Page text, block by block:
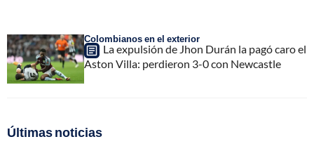
Colombianos en el exterior
La expulsión de Jhon Durán la pagó caro el
Aston Villa: perdieron 3-0 con Newcastle
Últimas noticias